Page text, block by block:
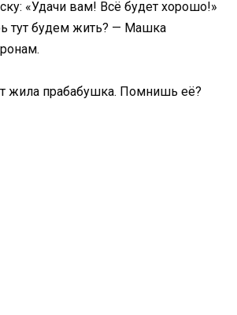
«Удачи вам! Всё будет хорошо!»
тут будем жить? — Машка
жила прабабушка. Помнишь её?